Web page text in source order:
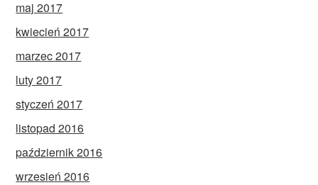
maj 2017
kwiecień 2017
marzec 2017
luty 2017
styczeń 2017
listopad 2016
październik 2016
wrzesień 2016